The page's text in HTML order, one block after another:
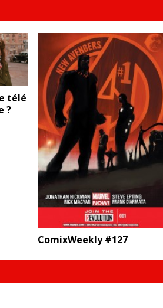
télé
?
ComixWeekly #127